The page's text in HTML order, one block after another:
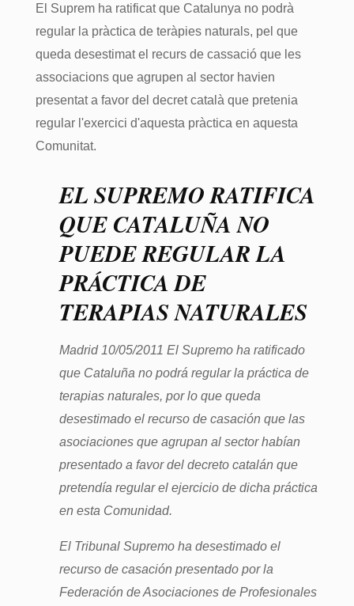
El Suprem ha ratificat que Catalunya no podrà
regular la pràctica de teràpies naturals, pel que
queda desestimat el recurs de cassació que les
associacions que agrupen al sector havien
presentat a favor del decret català que pretenia
regular l'exercici d'aquesta pràctica en aquesta
Comunitat.
EL SUPREMO RATIFICA
QUE CATALUÑA NO
PUEDE REGULAR LA
PRÁCTICA DE
TERAPIAS NATURALES
Madrid 10/05/2011 El Supremo ha ratificado
que Cataluña no podrá regular la práctica de
terapias naturales, por lo que queda
desestimado el recurso de casación que las
asociaciones que agrupan al sector habían
presentado a favor del decreto catalán que
pretendía regular el ejercicio de dicha práctica
en esta Comunidad.
El Tribunal Supremo ha desestimado el
recurso de casación presentado por la
Federación de Asociaciones de Profesionales